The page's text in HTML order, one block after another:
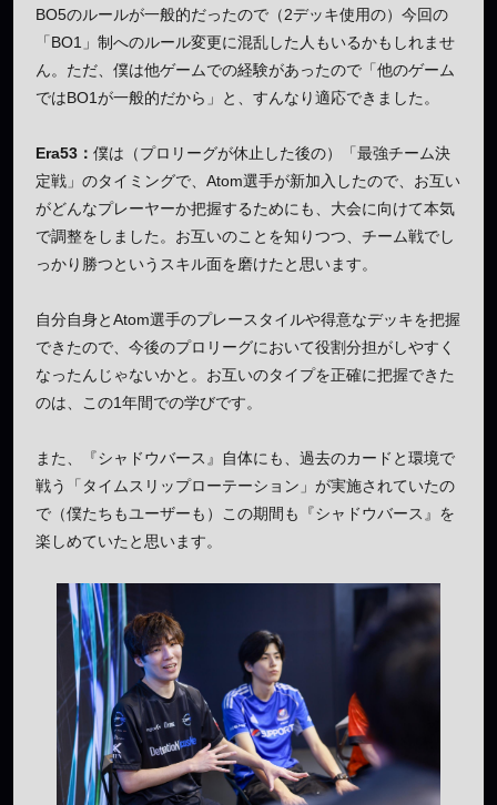
BO5のルールが一般的だったので（2デッキ使用の）今回の
「BO1」制へのルール変更に混乱した人もいるかもしれませ
ん。ただ、僕は他ゲームでの経験があったので「他のゲーム
ではBO1が一般的だから」と、すんなり適応できました。
Era53： 僕は（プロリーグが休止した後の）「最強チーム決
定戦」のタイミングで、Atom選手が新加入したので、お互い
がどんなプレーヤーか把握するためにも、大会に向けて本気
で調整をしました。お互いのことを知りつつ、チーム戦でし
っかり勝つというスキル面を磨けたと思います。
自分自身とAtom選手のプレースタイルや得意なデッキを把握
できたので、今後のプロリーグにおいて役割分担がしやすく
なったんじゃないかと。お互いのタイプを正確に把握できた
のは、この1年間での学びです。
また、『シャドウバース』自体にも、過去のカードと環境で
戦う「タイムスリップローテーション」が実施されていたの
で（僕たちもユーザーも）この期間も『シャドウバース』を
楽しめていたと思います。